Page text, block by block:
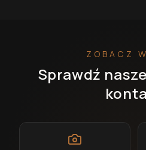
ZOBACZ
Sprawdź